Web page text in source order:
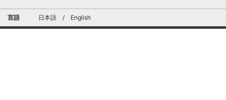
言語 日本語 / English